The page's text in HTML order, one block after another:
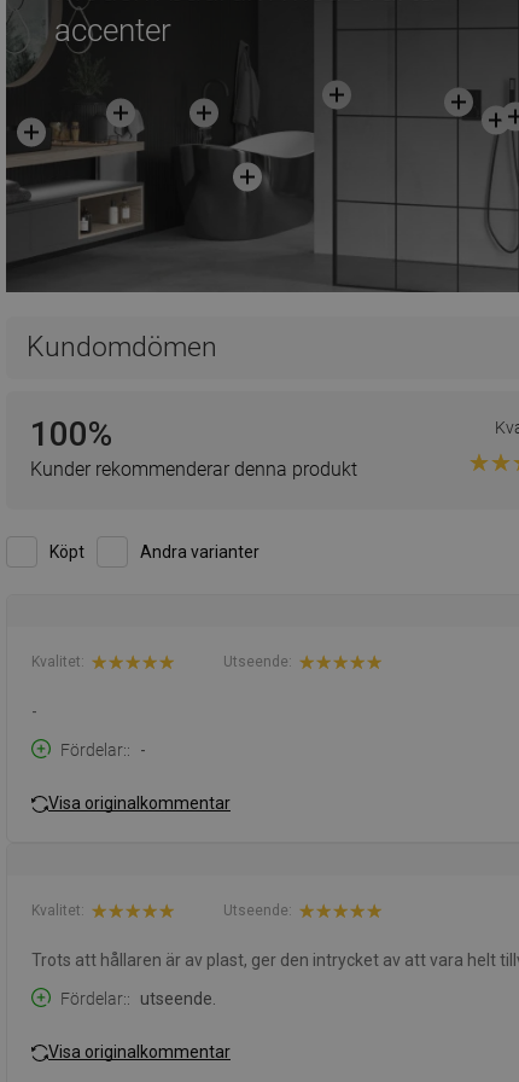
accenter
Kundomdömen
100%
Kunder rekommenderar denna produkt
Köpt Andra varianter
Kvalitet: Utseende:
-
Fördelar:
-
Visa originalkommentar
Kvalitet: Utseende:
Trots att hållaren är av plast, ger den intrycket av att vara helt
Fördelar:
utseende.
Visa originalkommentar